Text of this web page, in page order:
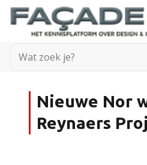
Nieuwe Nor
Reynaers